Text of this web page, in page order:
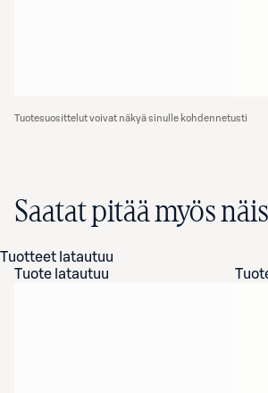
Tuotesuosittelut voivat näkyä sinulle kohdennetusti
Saatat pitää myös
Tuotteet latautuu
Tuote latautuu